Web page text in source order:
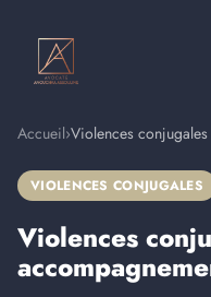
Accueil›Violences conjugales
VIOLENCES CONJUGALES
Violences